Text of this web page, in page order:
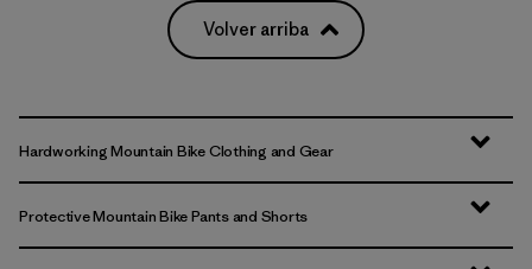
Volver arriba
Hardworking Mountain Bike Clothing and Gear
Protective Mountain Bike Pants and Shorts